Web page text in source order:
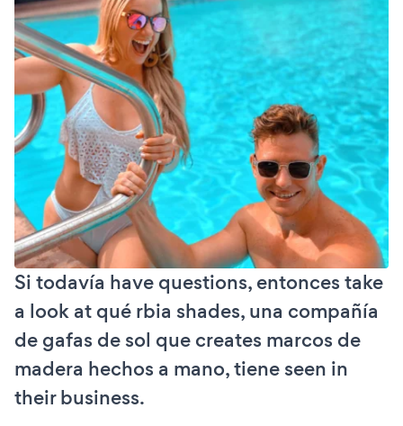
Si todavía have questions, entonces take
a look at qué rbia shades, una compañía
de gafas de sol que creates marcos de
madera hechos a mano, tiene seen in
their business.